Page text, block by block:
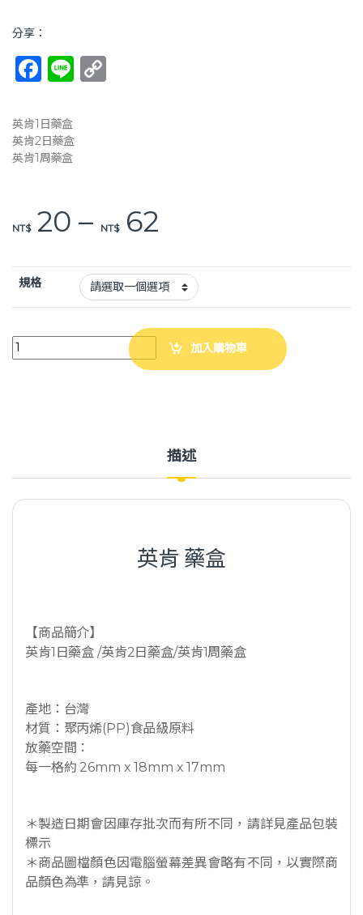
分享：
F
c
e
b
o
Li
k
英肯1日藥盒
英肯2日藥盒
英肯1周藥盒
NT$20 – NT$62
規格
英肯 藥盒 藥盒子 7日 藥收納盒 一周藥盒 / 1日藥盒 / 2日藥盒 便攜式
加入購物車
描述
英肯 藥盒
【商品簡介】
英肯1日藥盒 /英肯2日藥盒/英肯1周藥盒
產地：台灣
材質：聚丙烯(PP)食品級原料
放藥空間：
每一格約 26mm x 18mm x 17mm
＊製造日期會因庫存批次而有所不同，請詳見產品包裝
標示
＊商品圖檔顏色因電腦螢幕差異會略有不同，以實際商
品顏色為準，請見諒。